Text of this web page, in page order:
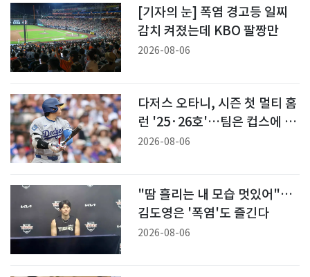
[기자의 눈] 폭염 경고등 일찌
감치 켜졌는데 KBO 팔짱만
2026-08-06
다저스 오타니, 시즌 첫 멀티 홈
런 '25·26호'…팀은 컵스에 져
6연패
2026-08-06
"땀 흘리는 내 모습 멋있어"…
김도영은 '폭염'도 즐긴다
2026-08-06